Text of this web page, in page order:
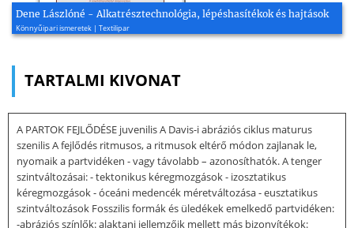
Dene Lászlóné - Alkatrésztechnológia, lépéshasítékok és hajtások
Könnyűipari ismeretek | Textilipar
TARTALMI KIVONAT
A PARTOK FEJLŐDÉSE juvenilis A Davis-i abráziós ciklus maturus
szenilis A fejlődés ritmusos, a ritmusok eltérő módon zajlanak le,
nyomaik a partvidéken - vagy távolabb – azonosíthatók. A tenger
szintváltozásai: - tektonikus kéregmozgások - izosztatikus
kéregmozgások - óceáni medencék méretváltozása - eusztatikus
szintváltozások Fosszilis formák és üledékek emelkedő partvidéken:
-abráziós színlők: alaktani jellemzőik mellett más bizonyítékok: